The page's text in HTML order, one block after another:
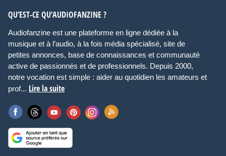
QU’EST-CE QU’AUDIOFANZINE ?
Audiofanzine est une plateforme en ligne dédiée à la
musique et à l’audio, à la fois média spécialisé, site de
petites annonces, base de connaissances et communauté
active de passionnés et de professionnels. Depuis 2000,
notre vocation est simple : aider au quotidien les amateurs et
prof... Lire la suite